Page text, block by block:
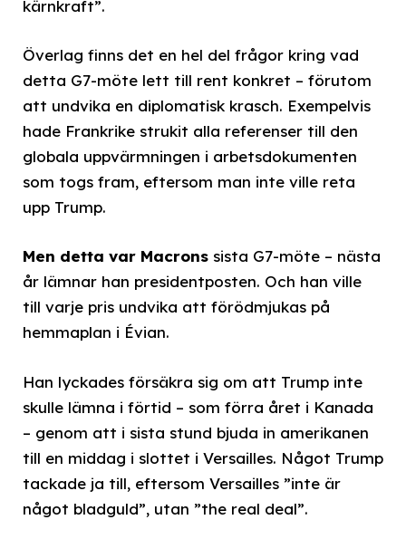
kärnkraft”.
Överlag finns det en hel del frågor kring vad
detta G7-möte lett till rent konkret – förutom
att undvika en diplomatisk krasch. Exempelvis
hade Frankrike strukit alla referenser till den
globala uppvärmningen i arbetsdokumenten
som togs fram, eftersom man inte ville reta
upp Trump.
Men detta var Macrons sista G7-möte – nästa
år lämnar han presidentposten. Och han ville
till varje pris undvika att förödmjukas på
hemmaplan i Évian.
Han lyckades försäkra sig om att Trump inte
skulle lämna i förtid – som förra året i Kanada
– genom att i sista stund bjuda in amerikanen
till en middag i slottet i Versailles. Något Trump
tackade ja till, eftersom Versailles ”inte är
något bladguld”, utan ”the real deal”.